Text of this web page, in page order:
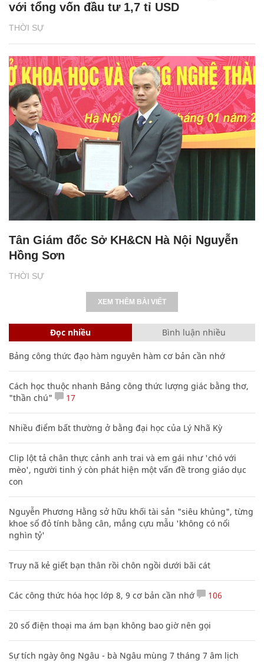
THỜI SỰ
với tổng vốn đầu tư 1,7 tỉ USD
THỜI SỰ
Tân Giám đốc Sở KH&CN Hà Nội Nguyễn
Hồng Sơn
XEM THÊM BÀI VIẾT
Đọc nhiều Bình luận nhiều
Bảng công thức đạo hàm nguyên hàm cơ bản cần nhớ
Cách học thuộc nhanh Bảng công thức lượng giác bằng thơ,
"thần chú"
17
Nhiều điểm bất thường ở bằng đại học của Lý Nhã Kỳ
Clip lột tả chân thực cảnh anh trai và em gái như 'chó với
mèo', người tinh ý còn phát hiện một vấn đề trong giáo dục
con
Nguyễn Phương Hằng sở hữu khối tài sản "siêu khủng", từng
khoe sổ đỏ tính bằng cân, mắng cựu mẫu 'không có nổi
nghìn tỷ'
Truy nã kẻ giết bạn thân rồi chôn ngồi dưới bãi cát
Các công thức hóa học lớp 8, 9 cơ bản cần nhớ 106
20 số điện thoại ma ám bạn không bao giờ nên gọi
Sự tích ngày ông Ngâu - bà Ngâu mùng 7 tháng 7 âm lịch